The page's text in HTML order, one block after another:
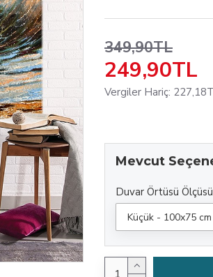
249,90TL
349,90TL
Vergiler Hariç:
Mevcut
Duvar Örtüsü